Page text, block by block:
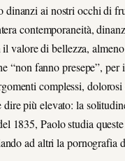
ai nostri occhi di
contemporaneità,
valore di bellezza,
“non fanno presepe”,
complessi,
più elevato: la
1835, Paolo studia
ad altri la pornografia